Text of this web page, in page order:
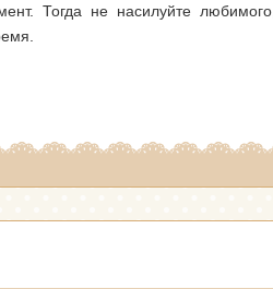
Тогда не насилуйте любимого,